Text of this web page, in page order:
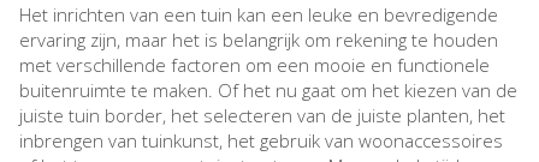
Het inrichten van een tuin kan een leuke en bevredigende
ervaring zijn, maar het is belangrijk om rekening te houden
met verschillende factoren om een mooie en functionele
buitenruimte te maken. Of het nu gaat om het kiezen van de
juiste tuin border, het selecteren van de juiste planten, het
inbrengen van tuinkunst, het gebruik van woonaccessoires